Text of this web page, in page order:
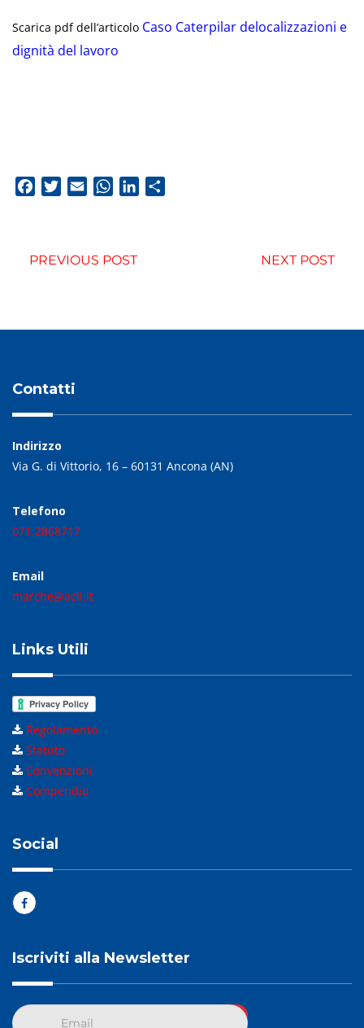
Scarica pdf dell’articolo Caso Caterpilar delocalizzazioni e
dignità del lavoro
FacebookTwitterEmail WhatsApp
LinkedIn
PREVIOUS POST NEXT POST
Contatti
Indirizzo
Via G. di Vittorio, 16 – 60131 Ancona (AN)
Telefono
071.2868717
Email
marche@acli.it
Links Utili
Regolamento
Statuto
Convenzioni
Compendio
Social
Iscriviti alla Newsletter